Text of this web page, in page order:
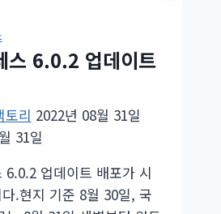
방
법
스 6.0.2 업데이트
토리 2022년 08월 31일
31일
6.0.2 업데이트 배포가 시
.현지 기준 8월 30일, 국